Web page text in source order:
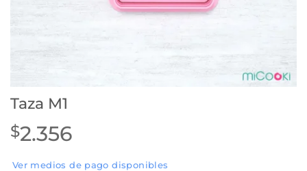
Taza M1
$2.356
Ver medios de pago disponibles